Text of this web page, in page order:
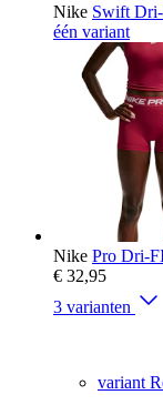
Nike Swift
één variant
Nike Pro Dri-
€ 32,95
3 varianten
variant